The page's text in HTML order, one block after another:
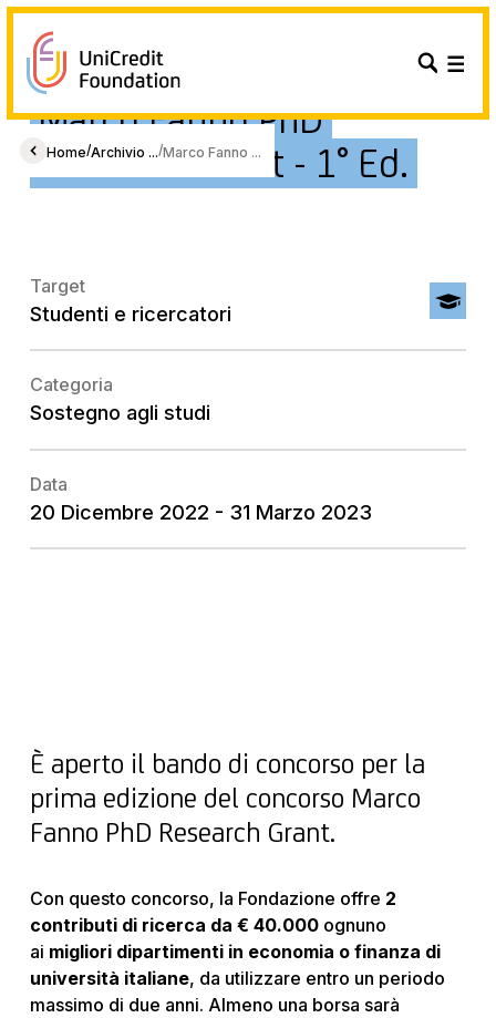
Home/Archivio .../Marco Fanno ...
Marco Fanno PhD
Research Grant - 1° Ed.
Target
Studenti e ricercatori
Categoria
Sostegno agli studi
Data
20 Dicembre 2022 - 31 Marzo 2023
È aperto il bando di concorso per la
prima edizione del concorso Marco
Fanno PhD Research Grant.
Con questo concorso, la Fondazione offre 2
contributi di ricerca da € 40.000ognuno
ai migliori dipartimenti in economia o finanza di
università italiane, da utilizzare entro un periodo
massimo di due anni. Almeno una borsa sarà